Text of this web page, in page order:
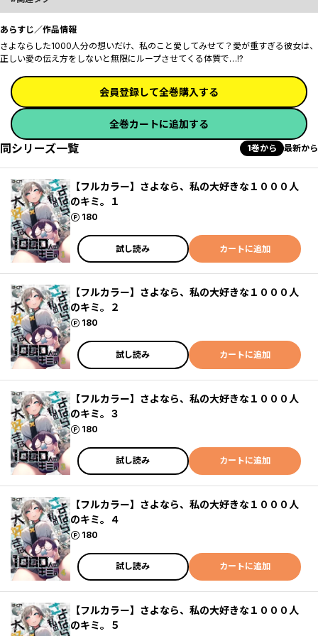
あらすじ／作品情報
さよならした1000人分の想いだけ、私のこと愛してみせて？――愛が重すぎる彼女は、
正しい愛の伝え方をしないと無限にループさせてくる体質で…!?
会員登録して全巻購入する
全巻カートに追加する
同シリーズ一覧 1巻から 最新から
【フルカラー】さよなら、私の大好きな１０００人
のキミ。１
180
ポイント
試し読み カートに追加
【フルカラー】さよなら、私の大好きな１０００人
のキミ。２
180
ポイント
試し読み カートに追加
【フルカラー】さよなら、私の大好きな１０００人
のキミ。３
180
ポイント
試し読み カートに追加
【フルカラー】さよなら、私の大好きな１０００人
のキミ。４
180
ポイント
試し読み カートに追加
【フルカラー】さよなら、私の大好きな１０００人
のキミ。５